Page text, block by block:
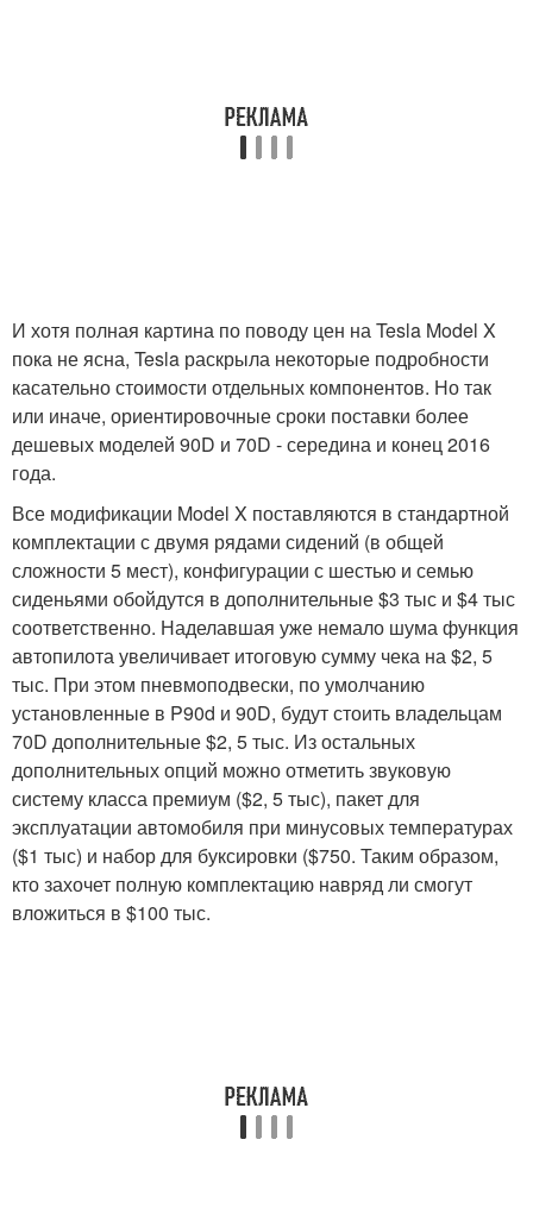
И хотя полная картина по поводу цен на Tesla Model X
пока не ясна, Tesla раскрыла некоторые подробности
касательно стоимости отдельных компонентов. Но так
или иначе, ориентировочные сроки поставки более
дешевых моделей 90D и 70D - середина и конец 2016
года.
Все модификации Model X поставляются в стандартной
комплектации с двумя рядами сидений (в общей
сложности 5 мест), конфигурации с шестью и семью
сиденьями обойдутся в дополнительные $3 тыс и $4 тыс
соответственно. Наделавшая уже немало шума функция
автопилота увеличивает итоговую сумму чека на $2, 5
тыс. При этом пневмоподвески, по умолчанию
установленные в P90d и 90D, будут стоить владельцам
70D дополнительные $2, 5 тыс. Из остальных
дополнительных опций можно отметить звуковую
систему класса премиум ($2, 5 тыс), пакет для
эксплуатации автомобиля при минусовых температурах
($1 тыс) и набор для буксировки ($750. Таким образом,
кто захочет полную комплектацию навряд ли смогут
вложиться в $100 тыс.